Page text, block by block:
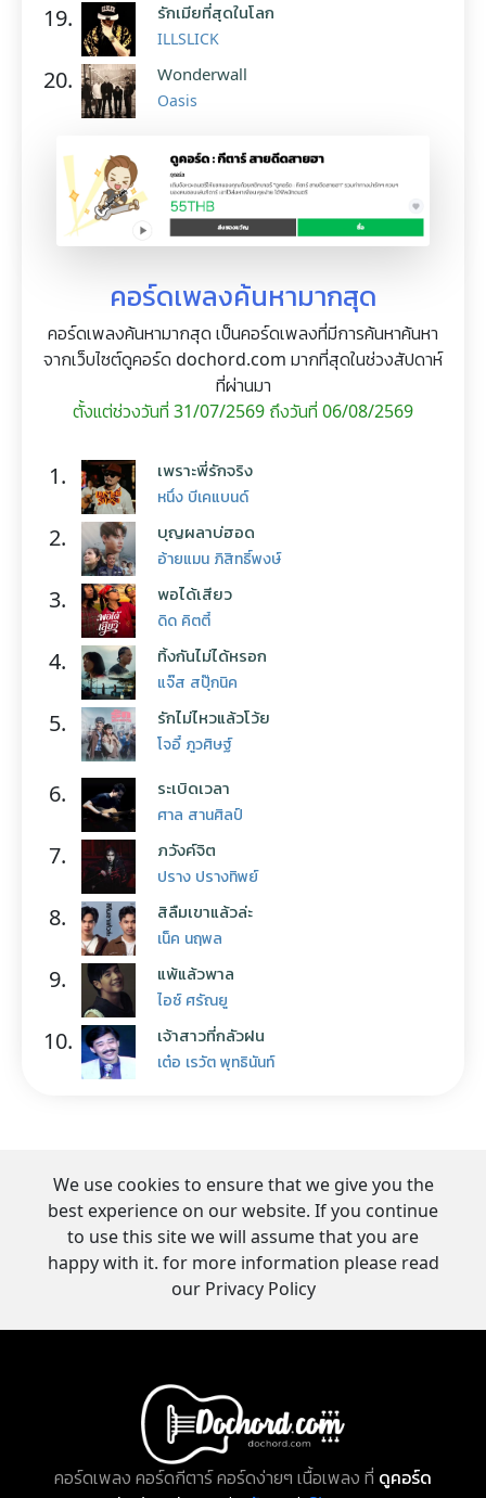
19. รักเมียที่สุดในโลก
ILLSLICK
20. Wonderwall
Oasis
คอร์ดเพลงค้นหามากสุด
คอร์ดเพลงค้นหามากสุด เป็นคอร์ดเพลงที่มีการค้นหาค้นหา
จากเว็บไซต์ดูคอร์ด dochord.com มากที่สุดในช่วงสัปดาห์
ที่ผ่านมา
ตั้งแต่ช่วงวันที่ 31/07/2569 ถึงวันที่ 06/08/2569
1. เพราะพี่รักจริง
หนึ่ง บีเคแบนด์
2. บุญผลาบ่ฮอด
อ้ายแมน ภิสิทธิ์พงษ์
3. พอได้เสียว
ดิด คิตตี้
4. ทิ้งกันไม่ได้หรอก
แจ๊ส สปุ๊กนิค
5. รักไม่ไหวแล้วโว้ย
โจอี้ ภูวศิษฐ์
6. ระเบิดเวลา
ศาล สานศิลป์
7. ภวังค์จิต
ปราง ปรางทิพย์
8. สิลืมเขาแล้วล่ะ
เน็ค นฤพล
9. แพ้แล้วพาล
ไอซ์ ศรัณยู
10. เจ้าสาวที่กลัวฝน
เต๋อ เรวัต พุทธินันท์
We use cookies to ensure that we give you the
best experience on our website. If you continue
to use this site we will assume that you are
happy with it. for more information please read
our Privacy Policy
คอร์ดเพลง คอร์ดกีตาร์ คอร์ดง่ายๆ เนื้อเพลง ที่ ดูคอร์ด